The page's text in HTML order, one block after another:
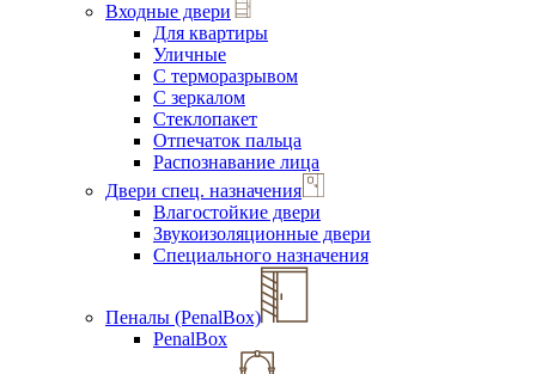
Входные двери
Для квартиры
Уличные
С терморазрывом
С зеркалом
Стеклопакет
Отпечаток пальца
Распознавание лица
Двери спец. назначения
Влагостойкие двери
Звукоизоляционные двери
Специального назначения
Пеналы (PenalBox)
PenalBox